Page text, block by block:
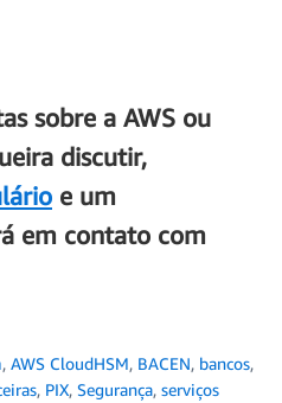
sobre a AWS ou
discutir,
e um
em contato com
, AWS CloudHSM, BACEN, bancos,
, PIX, Segurança, serviços